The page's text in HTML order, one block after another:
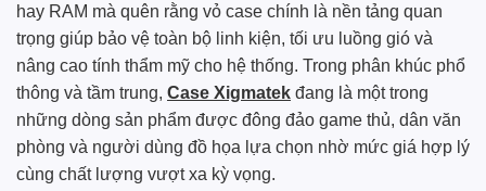
hay RAM mà quên rằng vỏ case chính là nền tảng quan
trọng giúp bảo vệ toàn bộ linh kiện, tối ưu luồng gió và
nâng cao tính thẩm mỹ cho hệ thống. Trong phân khúc phổ
thông và tầm trung, Case Xigmatek đang là một trong
những dòng sản phẩm được đông đảo game thủ, dân văn
phòng và người dùng đồ họa lựa chọn nhờ mức giá hợp lý
cùng chất lượng vượt xa kỳ vọng.